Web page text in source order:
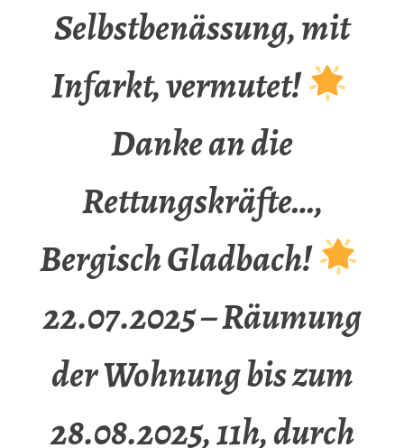
Selbstbenässung, mit
Infarkt, vermutet!
Danke an die
Rettungskräfte…,
Bergisch Gladbach!
22.07.2025 – Räumung
der Wohnung bis zum
28.08.2025, 11h, durch